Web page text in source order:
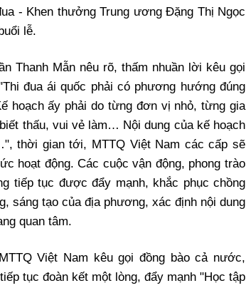
- Khen thưởng Trung ương Đặng Thị Ngọc
lễ.
Thanh Mẫn nêu rõ, thấm nhuần lời kêu gọi
đua ái quốc phải có phương hướng đúng
hoạch ấy phải do từng đơn vị nhỏ, từng gia
thấu, vui vẻ làm… Nội dung của kế hoạch
thời gian tới, MTTQ Việt Nam các cấp sẽ
hoạt động. Các cuộc vận động, phong trào
tiếp tục được đẩy mạnh, khắc phục chồng
sáng tạo của địa phương, xác định nội dung
quan tâm.
Việt Nam kêu gọi đồng bào cả nước,
tục đoàn kết một lòng, đẩy mạnh "Học tập